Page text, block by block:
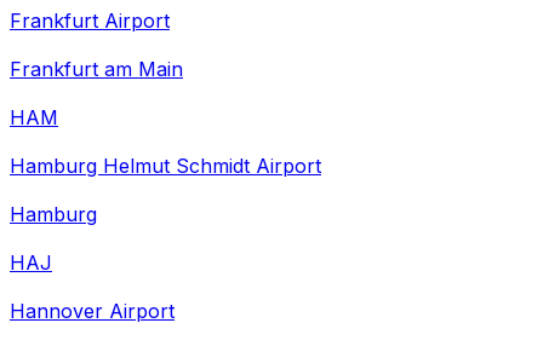
Frankfurt Airport
Frankfurt am Main
HAM
Hamburg Helmut Schmidt Airport
Hamburg
HAJ
Hannover Airport